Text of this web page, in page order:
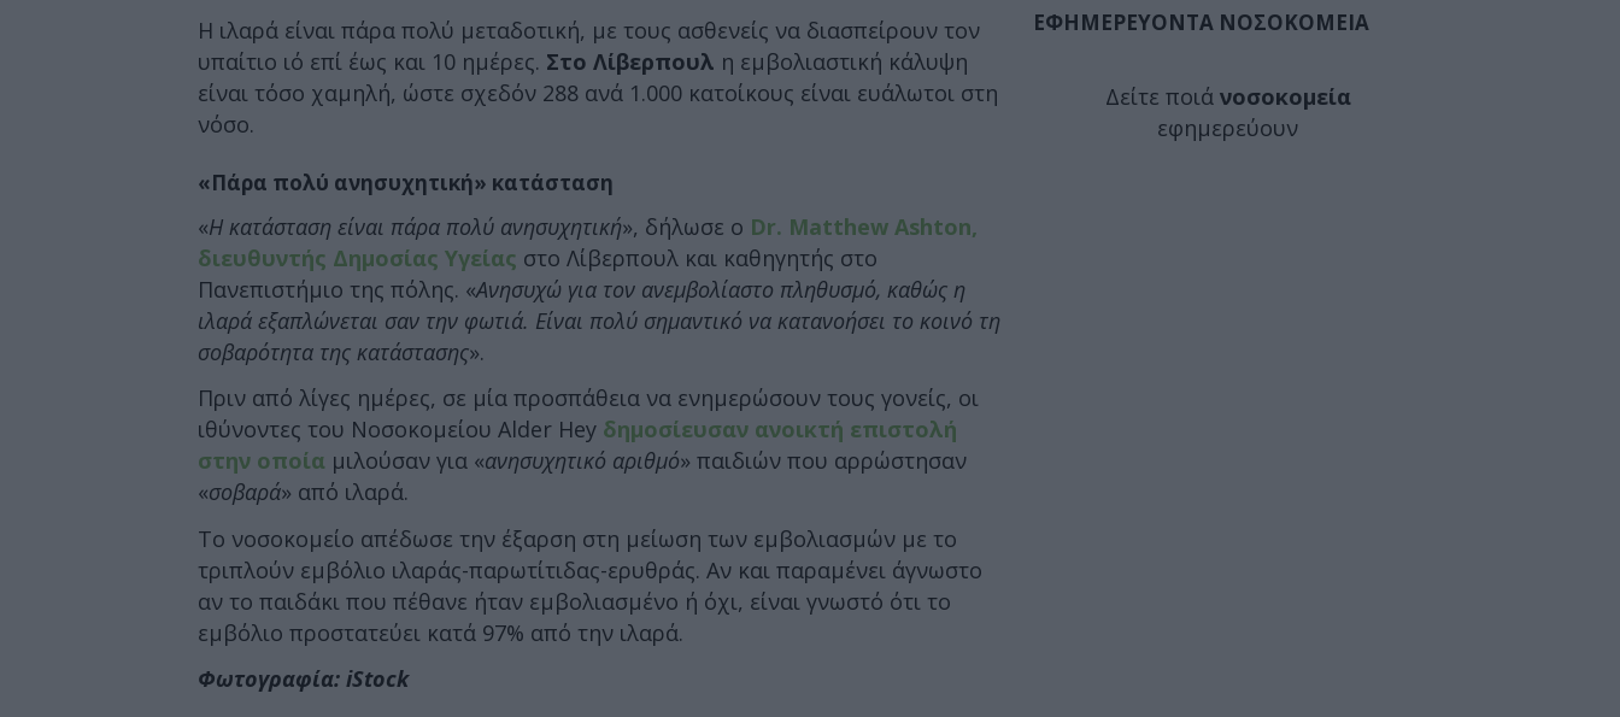
Η ιλαρά είναι πάρα πολύ μεταδοτική, με τους ασθενείς να διασπείρουν τον
υπαίτιο ιό επί έως και 10 ημέρες. Στο Λίβερπουλ η εμβολιαστική κάλυψη
είναι τόσο χαμηλή, ώστε σχεδόν 288 ανά 1.000 κατοίκους είναι ευάλωτοι στη
νόσο.
«Πάρα πολύ ανησυχητική» κατάσταση
«Η κατάσταση είναι πάρα πολύ ανησυχητική», δήλωσε ο Dr. Matthew Ashton,
διευθυντής Δημοσίας Υγείας στο Λίβερπουλ και καθηγητής στο
Πανεπιστήμιο της πόλης. «Ανησυχώ για τον ανεμβολίαστο πληθυσμό, καθώς η
ιλαρά εξαπλώνεται σαν την φωτιά. Είναι πολύ σημαντικό να κατανοήσει το κοινό τη
σοβαρότητα της κατάστασης».
Πριν από λίγες ημέρες, σε μία προσπάθεια να ενημερώσουν τους γονείς, οι
ιθύνοντες του Νοσοκομείου Alder Hey δημοσίευσαν ανοικτή επιστολή
στην οποία μιλούσαν για «ανησυχητικό αριθμό» παιδιών που αρρώστησαν
«σοβαρά» από ιλαρά.
Το νοσοκομείο απέδωσε την έξαρση στη μείωση των εμβολιασμών με το
τριπλούν εμβόλιο ιλαράς-παρωτίτιδας-ερυθράς. Αν και παραμένει άγνωστο
αν το παιδάκι που πέθανε ήταν εμβολιασμένο ή όχι, είναι γνωστό ότι το
εμβόλιο προστατεύει κατά 97% από την ιλαρά.
Φωτογραφία: iStock
ΕΦΗΜΕΡΕΥΟΝΤΑ ΝΟΣΟΚΟΜΕΙΑ
Δείτε ποιά νοσοκομεία
εφημερεύουν